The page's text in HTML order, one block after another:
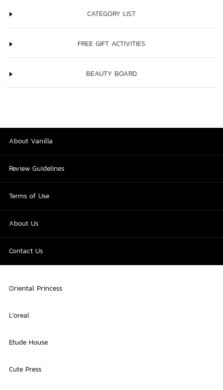
CATEGORY LIST
FREE GIFT ACTIVITIES
BEAUTY BOARD
About Vanilla
Review Guidelines
Terms of Use
About Us
Contact Us
Oriental Princess
L'oreal
Etude House
Cute Press